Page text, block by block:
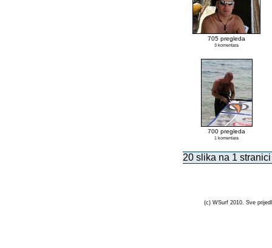
705 pregleda
3 komentara
700 pregleda
1 komentara
20 slika na 1 stranici
(c) WSurf 2010. Sve